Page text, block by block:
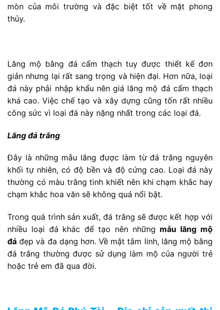
mòn của môi trường và đặc biệt tốt về mặt phong
thủy.
Lăng mộ bằng đá cẩm thạch tuy được thiết kế đơn
giản nhưng lại rất sang trọng và hiện đại. Hơn nữa, loại
đá này phải nhập khẩu nên giá lăng mộ đá cẩm thạch
khá cao. Việc chế tạo và xây dựng cũng tốn rất nhiều
công sức vì loại đá này nặng nhất trong các loại đá.
Lăng đá trắng
Đây là những mẫu lăng được làm từ đá trắng nguyên
khối tự nhiên, có độ bền và độ cứng cao. Loại đá này
thường có màu trắng tinh khiết nên khi chạm khắc hay
chạm khắc hoa văn sẽ không quá nổi bật.
Trong quá trình sản xuất, đá trắng sẽ được kết hợp với
nhiều loại đá khác để tạo nên những mẫu lăng mộ
đá đẹp và đa dạng hơn. Về mặt tâm linh, lăng mộ bằng
đá trắng thường được sử dụng làm mộ của người trẻ
hoặc trẻ em đã qua đời.